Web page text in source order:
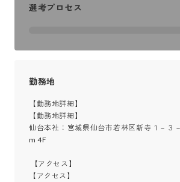
選考プロセス
勤務地
【勤務地詳細】
【勤務地詳細】
仙台本社：宮城県仙台市若林区新寺１－３
m 4F
【アクセス】